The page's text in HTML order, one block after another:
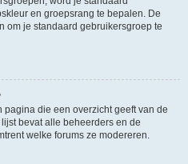
en groepsrang te bepalen. De
om je standaard gebruikersgroep te
die een overzicht geeft van de
bevat alle beheerders en de
welke forums ze modereren.